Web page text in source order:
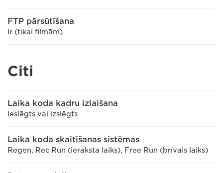
FTP pārsūtīšana
Ir (tikai filmām)
Citi
Laika koda kadru izlaišana
Ieslēgts vai izslēgts
Laika koda skaitīšanas sistēmas
Regen, Rec Run (ieraksta laiks), Free Run (brīvais laiks)